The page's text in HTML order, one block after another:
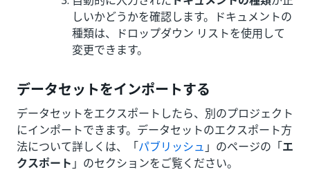
しいかどうかを確認します。ドキュメントの
種類は、ドロップダウン リストを使用して
変更できます。
データセットをインポートする
データセットをエクスポートしたら、別のプロジェクト
にインポートできます。データセットのエクスポート方
法について詳しくは、「パブリッシュ 」のページの「エ
クスポート 」のセクションをご覧ください。